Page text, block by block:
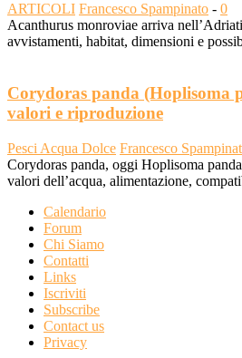
ARTICOLI Francesco Spampinato - 0
Acanthurus monroviae arriva
avvistamenti, habitat, dimensioni e
Corydoras panda (Hoplisoma
valori e riproduzione
Pesci Acqua Dolce Francesco
Corydoras panda, oggi Hoplisoma
valori dell’acqua, alimentazione,
Calendario
Forum
Chi Siamo
Contatti
Links
Iscriviti
Subscribe
Contact us
Privacy